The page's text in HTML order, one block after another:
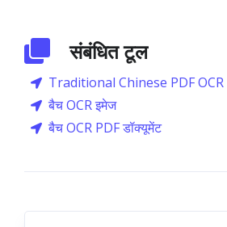
संबंधित टूल
Traditional Chinese PDF OCR
बैच OCR इमेज
बैच OCR PDF डॉक्यूमेंट